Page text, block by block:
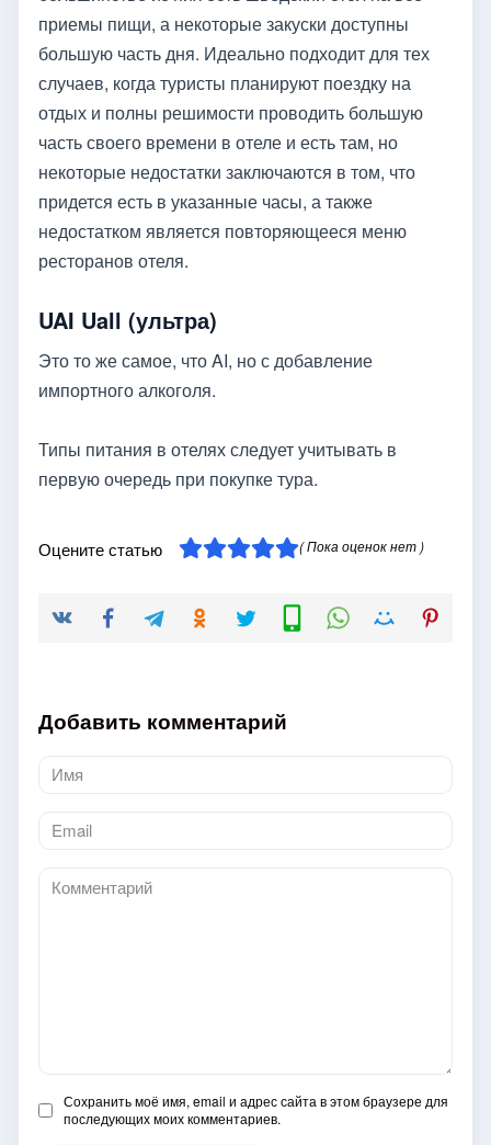
приемы пищи, а некоторые закуски доступны
большую часть дня. Идеально подходит для тех
случаев, когда туристы планируют поездку на
отдых и полны решимости проводить большую
часть своего времени в отеле и есть там, но
некоторые недостатки заключаются в том, что
придется есть в указанные часы, а также
недостатком является повторяющееся меню
ресторанов отеля.
UAI Uall (ультра)
Это то же самое, что AI, но с добавление
импортного алкоголя.
Типы питания в отелях следует учитывать в
первую очередь при покупке тура.
Оцените статью ( Пока оценок нет )
Добавить комментарий
Имя
*
Email
*
Комментарий
Сохранить моё имя, email и адрес сайта в этом браузере для
последующих моих комментариев.